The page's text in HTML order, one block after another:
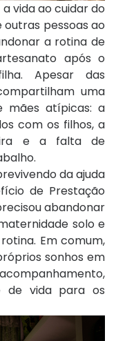
vida ao cuidar do
pessoas ao
a rotina de
após o
Apesar das
uma
mães atípicas: a
com os filhos, a
e a falta de
da ajuda
de Prestação
abandonar
solo e
Em comum,
sonhos em
de vida para os